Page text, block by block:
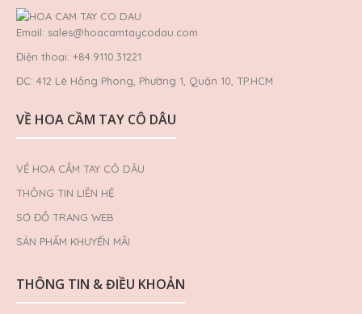
Email: sales@hoacamtaycodau.com
Điện thoại: +84.9110.31221
ĐC: 412 Lê Hồng Phong, Phường 1, Quận 10, TP.HCM
VỀ HOA CẦM TAY CÔ DÂU
VỀ HOA CẦM TAY CÔ DÂU
THÔNG TIN LIÊN HỆ
SƠ ĐỒ TRANG WEB
SẢN PHẨM KHUYẾN MÃI
THÔNG TIN & ĐIỀU KHOẢN